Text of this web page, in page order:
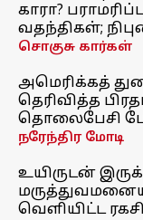
காரா?
வதந்திகள்;
சொகுசு கார்கள்
அமெரிக்கத்
தெரிவித்த
தொலைபேசி
நரேந்திர மோடி
உயிருடன்
வெளியிட்ட